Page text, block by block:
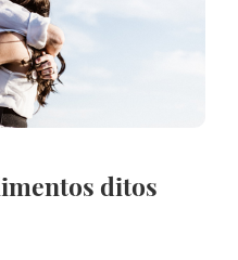
ditos